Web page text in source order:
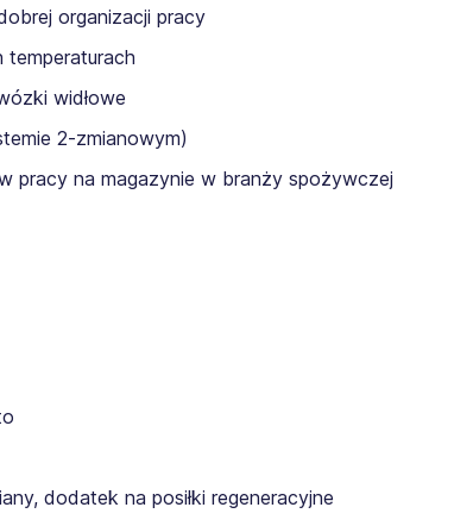
organizacji pracy
widłowe
2-zmianowym)
pracy na magazynie w branży spożywczej
dodatek na posiłki regeneracyjne